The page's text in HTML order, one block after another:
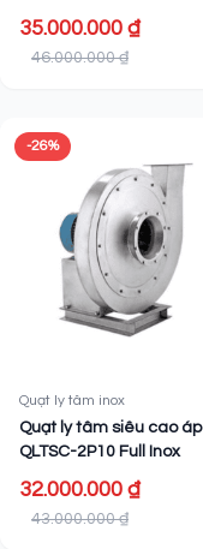
35.000.000 ₫
46.000.000 ₫
-26%
Quạt ly tâm inox
Quạt ly tâm siêu cao áp
QLTSC-2P10 Full Inox
32.000.000 ₫
43.000.000 ₫